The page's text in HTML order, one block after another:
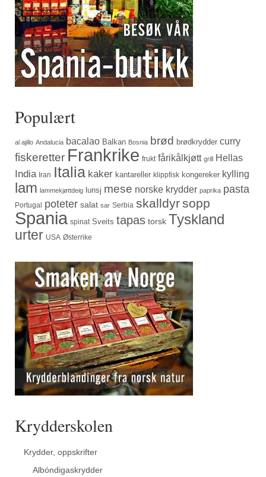
Populært
al ajillo Andalucia bacalao Balkan Bosnia brød brødkrydder curry
fiskeretter Frankrike frukt fårikålkjøtt grill Hellas
India Iran Italia kaker kantareller klippfisk kongereker kylling
lam lammekjøttdeig lunsj mese norske krydder paprika pasta
Portugal poteter salat sar Serbia skalldyrsopp
Spania spinat Sveits tapas torsk Tyskland
urter USA Østerrike
Krydderskolen
Krydder, oppskrifter
Albóndigaskrydder